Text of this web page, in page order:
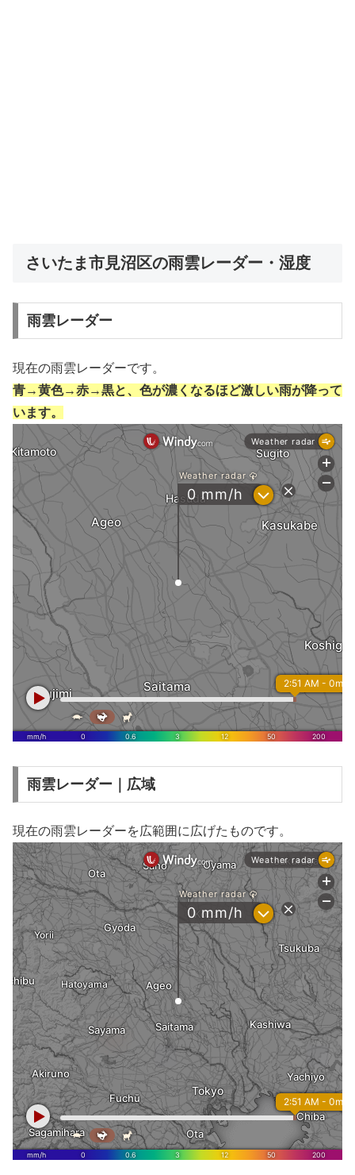
さいたま市見沼区の雨雲レーダー・湿度
雨雲レーダー
現在の雨雲レーダーです。
青→黄色→赤→黒と、色が濃くなるほど激しい雨が降って
います。
雨雲レーダー｜広域
現在の雨雲レーダーを広範囲に広げたものです。